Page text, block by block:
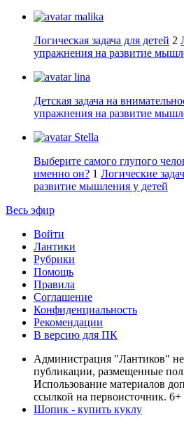
malika
Логическая задача для детей 2
упражнения на развитие
lina
Детская задача на
упражнения на развитие
Stella
Выберите самого глупого
именно он? 1 Логические
развитие мышления у детей
Весь эфир
Войти
Лантики
Рубрики
Помощь
Правила
Соглашение
Конфиденциальность
Рекомендации
В версию для ПК
Администрация "Лантиков" не
публикации, размещенные
Использование материалов
ссылкой на первоисточник. 6+
Шопик - купить куклу